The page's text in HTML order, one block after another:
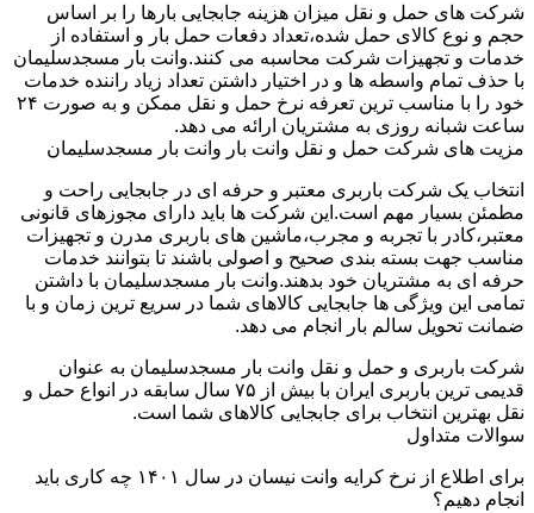
شرکت های حمل و نقل میزان هزینه جابجایی بارها را بر اساس
حجم و نوع کالای حمل شده،تعداد دفعات حمل بار و استفاده از
خدمات و تجهیزات شرکت محاسبه می کنند.وانت بار مسجدسلیمان
با حذف تمام واسطه ها و در اختیار داشتن تعداد زیاد راننده خدمات
خود را با مناسب ترین تعرفه نرخ حمل و نقل ممکن و به صورت ۲۴
ساعت شبانه روزی به مشتریان ارائه می دهد.
مزیت های شرکت حمل و نقل وانت بار وانت بار مسجدسلیمان
انتخاب یک شرکت باربری معتبر و حرفه ای در جابجایی راحت و
مطمئن بسیار مهم است.این شرکت ها باید دارای مجوزهای قانونی
معتبر،کادر با تجربه و مجرب،ماشین های باربری مدرن و تجهیزات
مناسب جهت بسته بندی صحیح و اصولی باشند تا بتوانند خدمات
حرفه ای به مشتریان خود بدهند.وانت بار مسجدسلیمان با داشتن
تمامی این ویژگی ها جابجایی کالاهای شما در سریع ترین زمان و با
ضمانت تحویل سالم بار انجام می دهد.
شرکت باربری و حمل و نقل وانت بار مسجدسلیمان به عنوان
قدیمی ترین باربری ایران با بیش از ۷۵ سال سابقه در انواع حمل و
نقل بهترین انتخاب برای جابجایی کالاهای شما است.
سوالات متداول
برای اطلاع از نرخ کرایه وانت نیسان در سال ۱۴۰۱ چه کاری باید
انجام دهیم؟